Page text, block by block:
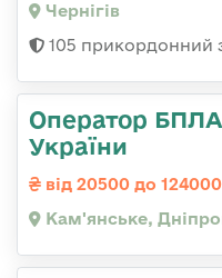
Чернігів
105 прикордонний
Оператор
України
від 20500 до
Кам'янське,